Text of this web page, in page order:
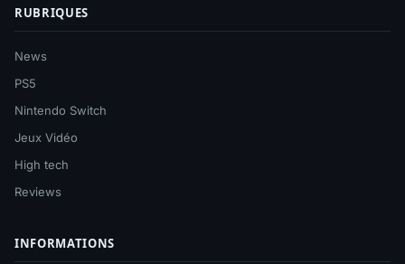
RUBRIQUES
News
PS5
Nintendo Switch
Jeux Vidéo
High tech
Reviews
INFORMATIONS